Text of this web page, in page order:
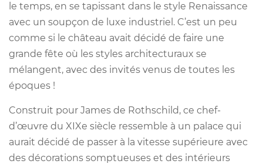
le temps, en se tapissant dans le style Renaissance
avec un soupçon de luxe industriel. C’est un peu
comme si le château avait décidé de faire une
grande fête où les styles architecturaux se
mélangent, avec des invités venus de toutes les
époques !
Construit pour James de Rothschild, ce chef-
d’œuvre du XIXe siècle ressemble à un palace qui
aurait décidé de passer à la vitesse supérieure avec
des décorations somptueuses et des intérieurs